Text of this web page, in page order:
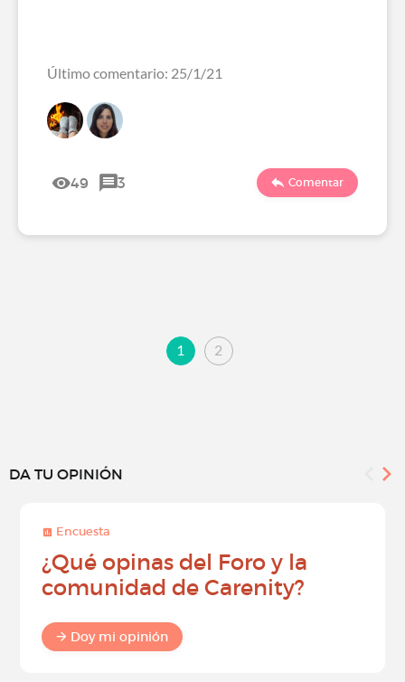
Último comentario: 25/1/21
49 3 Comentar
1 2
DA TU OPINIÓN
Encuesta
¿Qué opinas del Foro y la
comunidad de Carenity?
Doy mi opinión